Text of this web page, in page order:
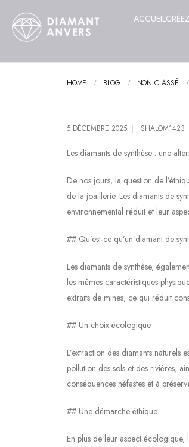
ACCUEIL
HOME BLOG NON CLASSÉ
5 DÉCEMBRE 2025 SHALOM1423
Les diamants de synthèse : une
De nos jours, la question de
de la joaillerie. Les diamants de
environnemental réduit et leur
## Qu’est-ce qu’un diamant de
Les diamants de synthèse,
les mêmes caractéristiques
extraits de mines, ce qui réduit
## Un choix écologique
L’extraction des diamants naturels
pollution des sols et des rivières,
conséquences néfastes et à
## Une démarche éthique
En plus de leur aspect écologique,